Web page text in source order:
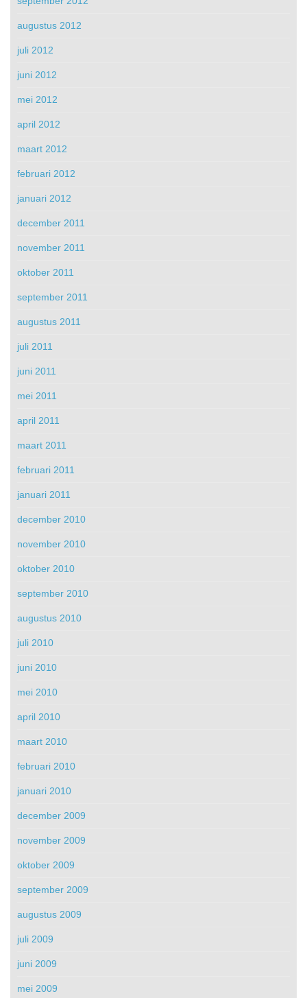
augustus 2012
juli 2012
juni 2012
mei 2012
april 2012
maart 2012
februari 2012
januari 2012
december 2011
november 2011
oktober 2011
september 2011
augustus 2011
juli 2011
juni 2011
mei 2011
april 2011
maart 2011
februari 2011
januari 2011
december 2010
november 2010
oktober 2010
september 2010
augustus 2010
juli 2010
juni 2010
mei 2010
april 2010
maart 2010
februari 2010
januari 2010
december 2009
november 2009
oktober 2009
september 2009
augustus 2009
juli 2009
juni 2009
mei 2009